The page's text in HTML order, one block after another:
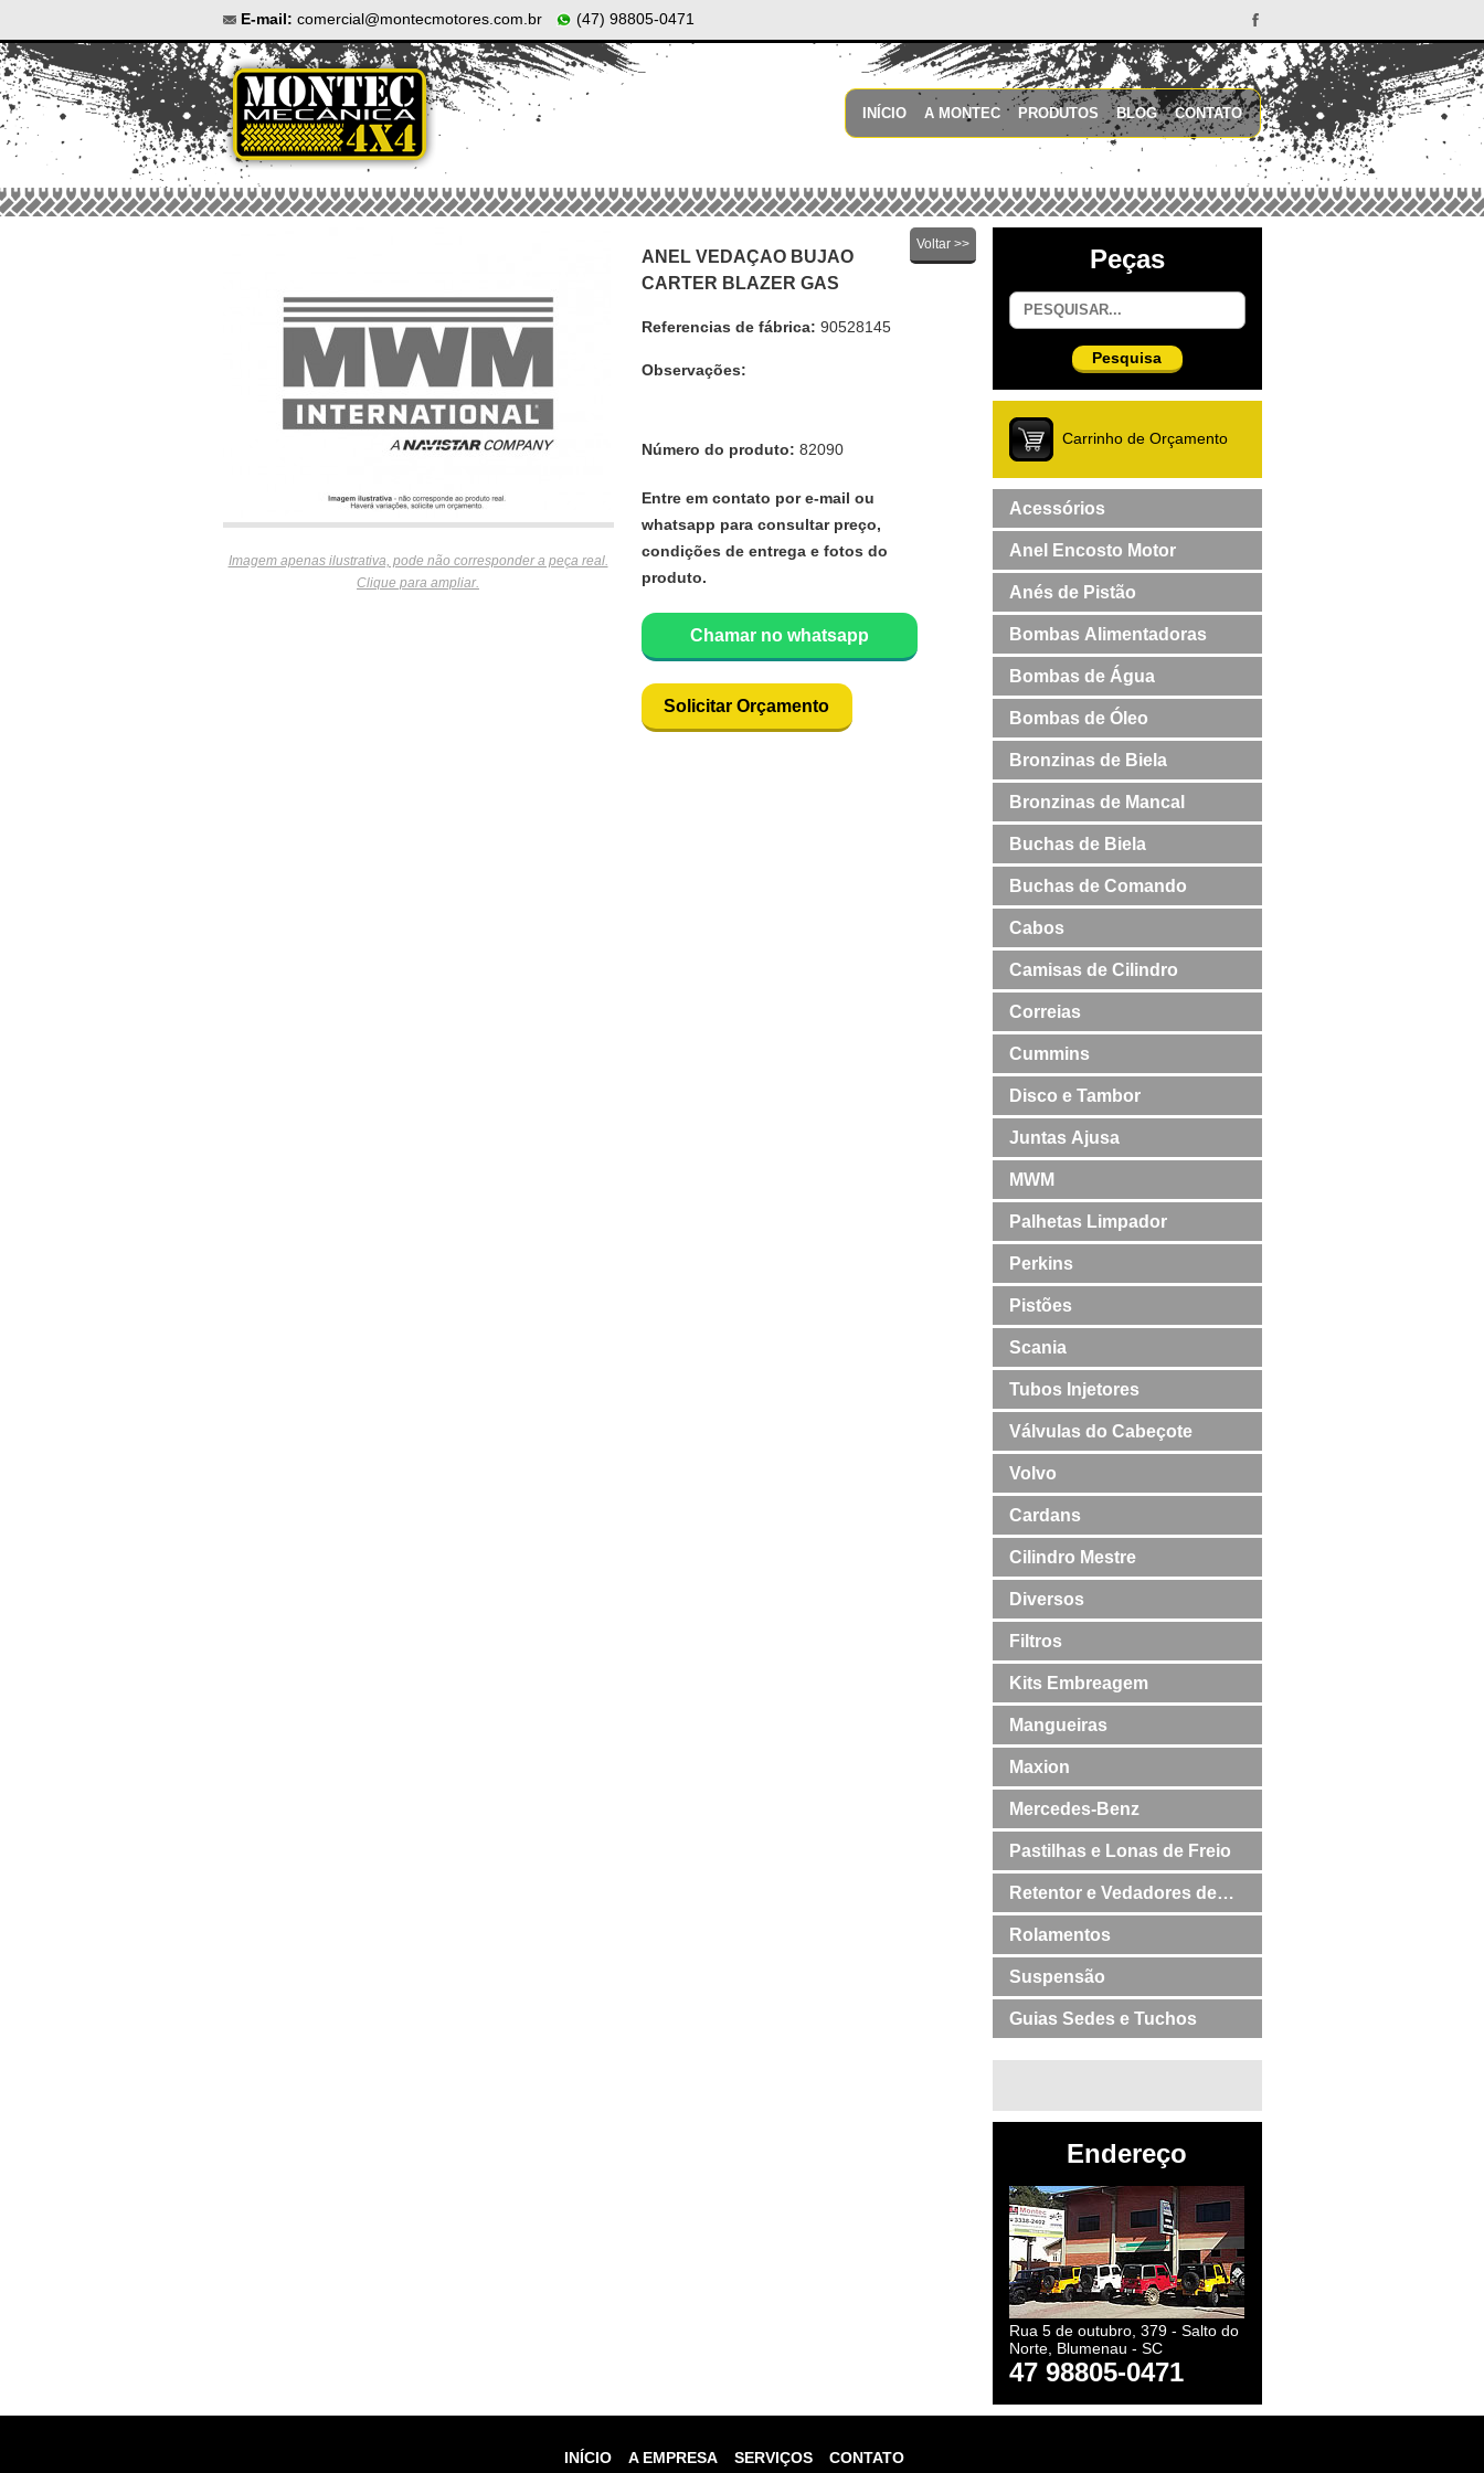
E-mail: comercial@montecmotores.com.br (47) 98805-0471
INÍCIO A MONTEC PRODUTOS BLOG CONTATO
Imagem apenas ilustrativa, pode não corresponder a peça real.
Clique para ampliar.
Voltar >>
ANEL VEDAÇAO BUJAO
CARTER BLAZER GAS
Referencias de fábrica: 90528145
Observações:
Número do produto: 82090
Entre em contato por e-mail ou
whatsapp para consultar preço,
condições de entrega e fotos do
produto.
Chamar no whatsapp
Solicitar Orçamento
Peças
Pesquisa
Carrinho de Orçamento
Acessórios
Anel Encosto Motor
Anés de Pistão
Bombas Alimentadoras
Bombas de Água
Bombas de Óleo
Bronzinas de Biela
Bronzinas de Mancal
Buchas de Biela
Buchas de Comando
Cabos
Camisas de Cilindro
Correias
Cummins
Disco e Tambor
Juntas Ajusa
MWM
Palhetas Limpador
Perkins
Pistões
Scania
Tubos Injetores
Válvulas do Cabeçote
Volvo
Cardans
Cilindro Mestre
Diversos
Filtros
Kits Embreagem
Mangueiras
Maxion
Mercedes-Benz
Pastilhas e Lonas de Freio
Retentor e Vedadores de
Válvulas
Rolamentos
Suspensão
Guias Sedes e Tuchos
Endereço
Rua 5 de outubro, 379 - Salto do
Norte, Blumenau - SC
47 98805-0471
INÍCIO A EMPRESA SERVIÇOS CONTATO